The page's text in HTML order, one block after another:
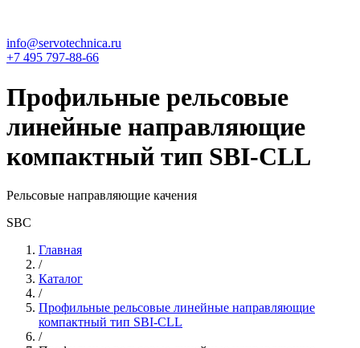
info@servotechnica.ru
+7 495 797-88-66
Профильные рельсовые
линейные направляющие
компактный тип SBI-CLL
Рельсовые направляющие качения
SBC
Главная
/
Каталог
/
Профильные рельсовые линейные направляющие
компактный тип SBI-CLL
/